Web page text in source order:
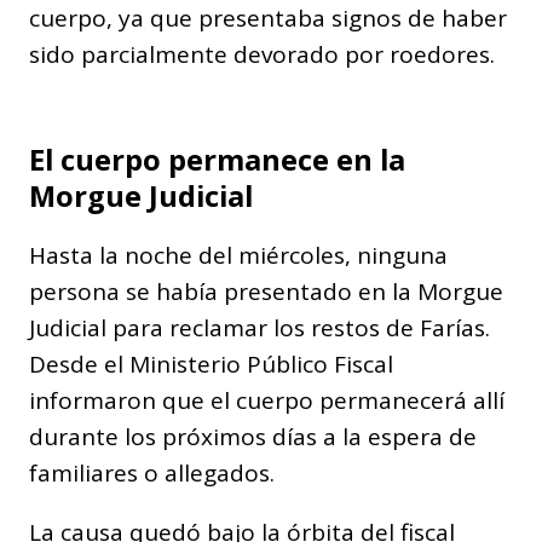
cuerpo, ya que presentaba signos de haber
sido parcialmente devorado por roedores.
El cuerpo permanece en la
Morgue Judicial
Hasta la noche del miércoles, ninguna
persona se había presentado en la Morgue
Judicial para reclamar los restos de Farías.
Desde el Ministerio Público Fiscal
informaron que el cuerpo permanecerá allí
durante los próximos días a la espera de
familiares o allegados.
La causa quedó bajo la órbita del fiscal